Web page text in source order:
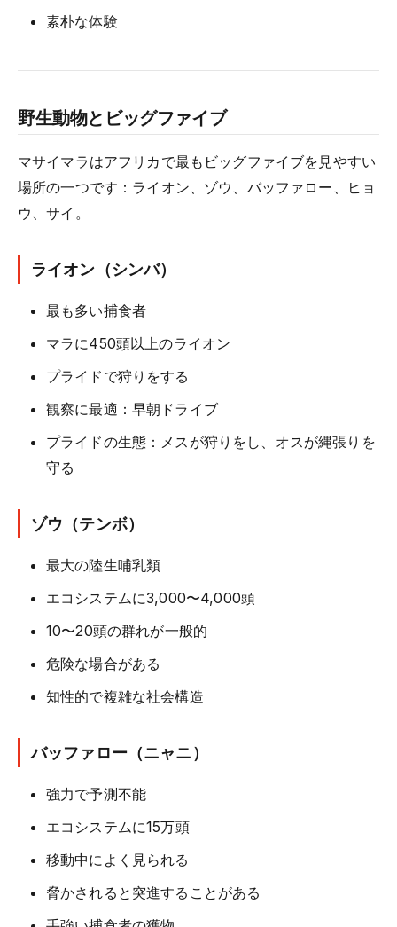
素朴な体験
野生動物とビッグファイブ
マサイマラはアフリカで最もビッグファイブを見やすい
場所の一つです：ライオン、ゾウ、バッファロー、ヒョ
ウ、サイ。
ライオン（シンバ）
最も多い捕食者
マラに450頭以上のライオン
プライドで狩りをする
観察に最適：早朝ドライブ
プライドの生態：メスが狩りをし、オスが縄張りを
守る
ゾウ（テンボ）
最大の陸生哺乳類
エコシステムに3,000〜4,000頭
10〜20頭の群れが一般的
危険な場合がある
知性的で複雑な社会構造
バッファロー（ニャニ）
強力で予測不能
エコシステムに15万頭
移動中によく見られる
脅かされると突進することがある